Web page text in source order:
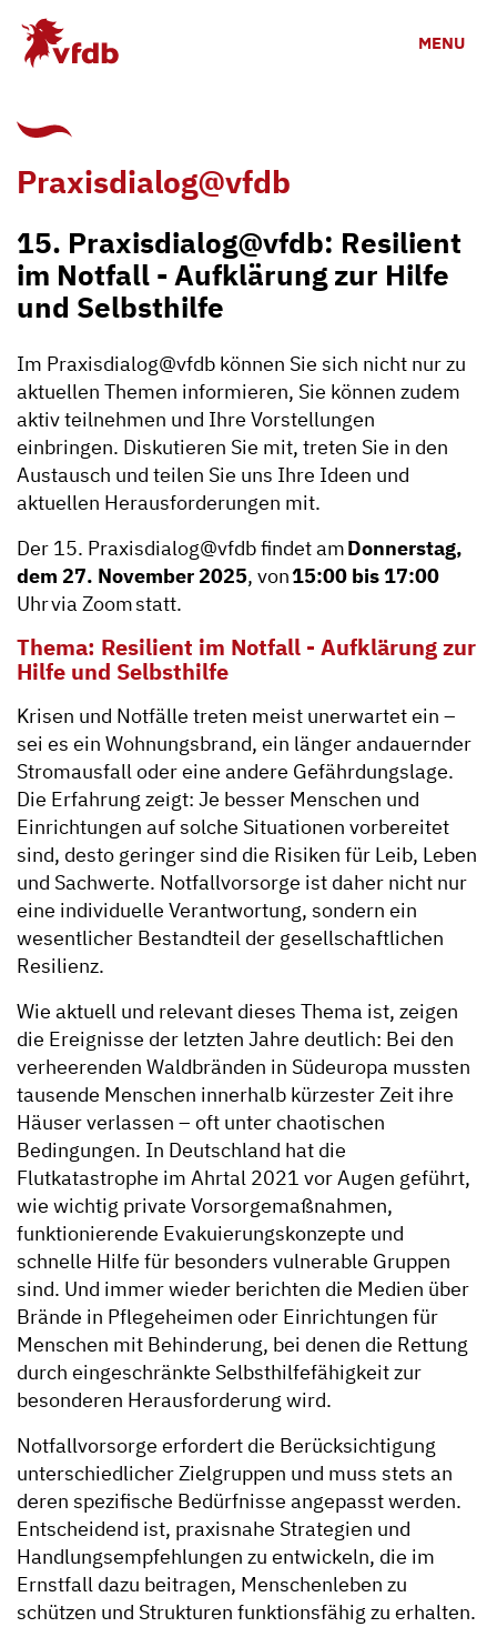
Zum Hauptinhalt
MENU
Praxisdialog@vfdb
15. Praxisdialog@vfdb: Resilient
im Notfall - Aufklärung zur Hilfe
und Selbsthilfe
Im Praxisdialog@vfdb können Sie sich nicht nur zu
aktuellen Themen informieren, Sie können zudem
aktiv teilnehmen und Ihre Vorstellungen
einbringen. Diskutieren Sie mit, treten Sie in den
Austausch und teilen Sie uns Ihre Ideen und
aktuellen Herausforderungen mit.
Der 15. Praxisdialog@vfdb findet amDonnerstag,
dem 27. November 2025, von15:00 bis 17:00
Uhr via Zoom statt.
Thema: Resilient im Notfall - Aufklärung zur
Hilfe und Selbsthilfe
Krisen und Notfälle treten meist unerwartet ein –
sei es ein Wohnungsbrand, ein länger andauernder
Stromausfall oder eine andere Gefährdungslage.
Die Erfahrung zeigt: Je besser Menschen und
Einrichtungen auf solche Situationen vorbereitet
sind, desto geringer sind die Risiken für Leib, Leben
und Sachwerte. Notfallvorsorge ist daher nicht nur
eine individuelle Verantwortung, sondern ein
wesentlicher Bestandteil der gesellschaftlichen
Resilienz.
Wie aktuell und relevant dieses Thema ist, zeigen
die Ereignisse der letzten Jahre deutlich: Bei den
verheerenden Waldbränden in Südeuropa mussten
tausende Menschen innerhalb kürzester Zeit ihre
Häuser verlassen – oft unter chaotischen
Bedingungen. In Deutschland hat die
Flutkatastrophe im Ahrtal 2021 vor Augen geführt,
wie wichtig private Vorsorgemaßnahmen,
funktionierende Evakuierungskonzepte und
schnelle Hilfe für besonders vulnerable Gruppen
sind. Und immer wieder berichten die Medien über
Brände in Pflegeheimen oder Einrichtungen für
Menschen mit Behinderung, bei denen die Rettung
durch eingeschränkte Selbsthilfefähigkeit zur
besonderen Herausforderung wird.
Notfallvorsorge erfordert die Berücksichtigung
unterschiedlicher Zielgruppen und muss stets an
deren spezifische Bedürfnisse angepasst werden.
Entscheidend ist, praxisnahe Strategien und
Handlungsempfehlungen zu entwickeln, die im
Ernstfall dazu beitragen, Menschenleben zu
schützen und Strukturen funktionsfähig zu erhalten.